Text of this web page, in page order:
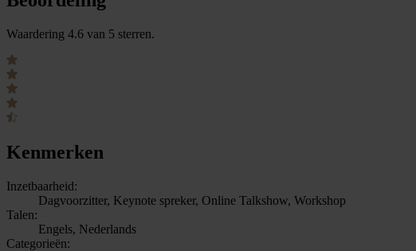
Waardering 4.6 van 5 sterren.
Kenmerken
Inzetbaarheid:
Dagvoorzitter, Keynote spreker, Online Talkshow, Workshop
Talen:
Engels, Nederlands
Categorieën: